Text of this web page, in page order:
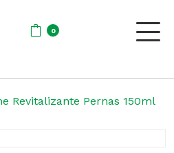
0
Revitalizante Pernas 150ml